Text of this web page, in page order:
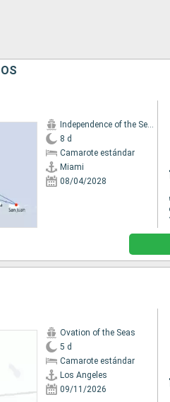
Independence of the Seas
8 d
Camarote estándar
Miami
08/04/2028
Ovation of the Seas
5 d
Camarote estándar
Los Angeles
09/11/2026